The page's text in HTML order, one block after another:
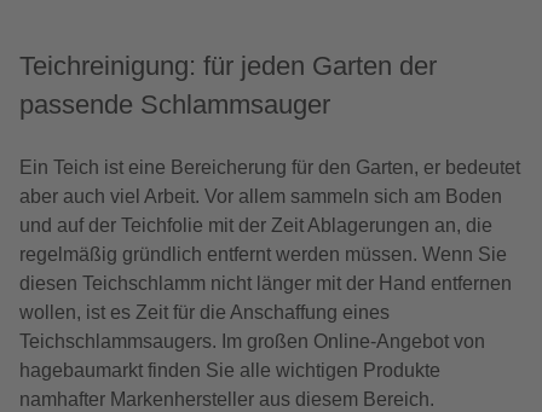
Teichreinigung: für jeden Garten der
passende Schlammsauger
Ein Teich ist eine Bereicherung für den Garten, er bedeutet
aber auch viel Arbeit. Vor allem sammeln sich am Boden
und auf der Teichfolie mit der Zeit Ablagerungen an, die
regelmäßig gründlich entfernt werden müssen. Wenn Sie
diesen Teichschlamm nicht länger mit der Hand entfernen
wollen, ist es Zeit für die Anschaffung eines
Teichschlammsaugers. Im großen Online-Angebot von
hagebaumarkt finden Sie alle wichtigen Produkte
namhafter Markenhersteller aus diesem Bereich.